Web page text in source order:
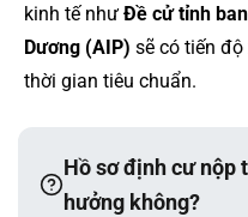
kinh tế như Đề cử tỉnh
Dương (AIP) sẽ có tiến
thời gian tiêu chuẩn.
Hồ sơ định cư nộp
hưởng không?